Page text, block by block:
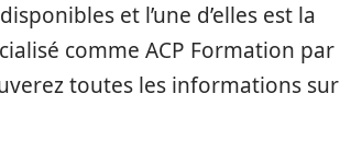
et l’une d’elles est la
comme ACP Formation par
toutes les informations sur